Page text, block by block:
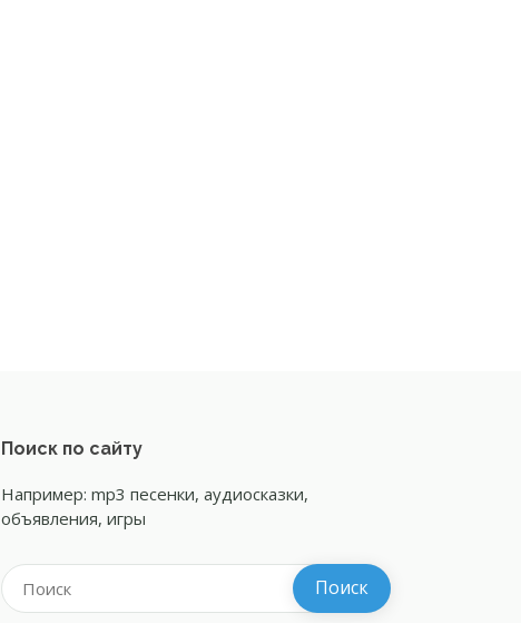
Поиск по сайту
Например: mp3 песенки, аудиосказки,
объявления, игры